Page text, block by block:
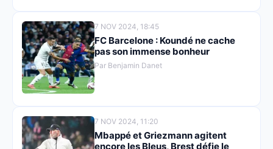
7 NOV 2024, 18:45
FC Barcelone : Koundé ne cache
pas son immense bonheur
Par Benjamin Danet
7 NOV 2024, 11:20
Mbappé et Griezmann agitent
encore les Bleus, Brest défie le